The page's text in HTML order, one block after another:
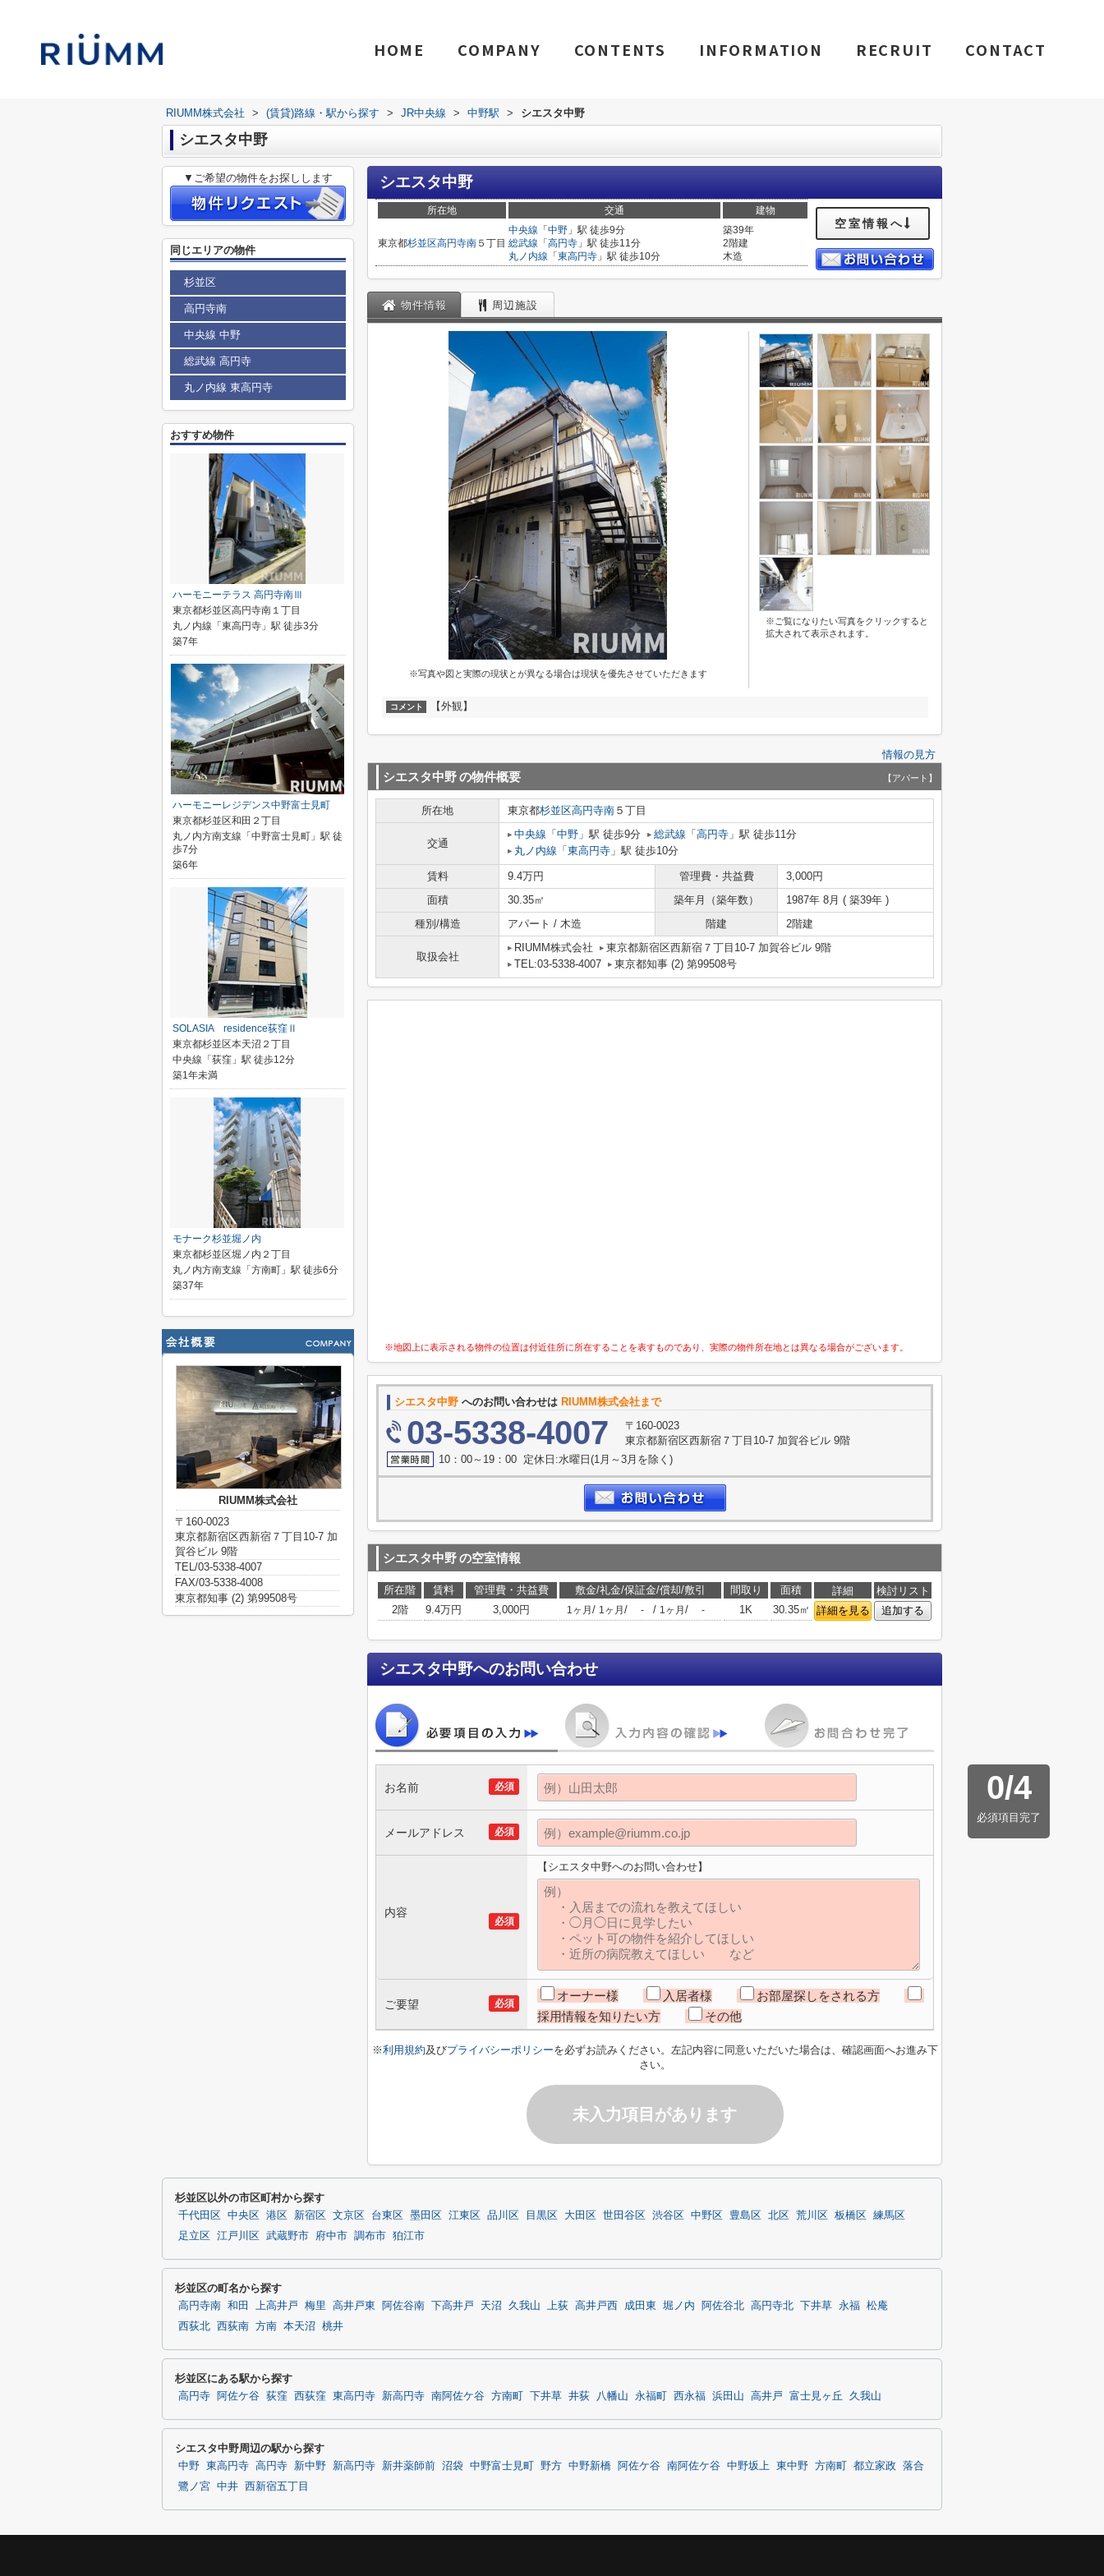
HOME COMPANY CONTENTS INFORMATION RECRUIT CONTACT
RIUMM株式会社 > (賃貸)路線・駅から探す > JR中央線 > 中野駅 > シエスタ中野
シエスタ中野
シエスタ中野
所在地 交通 建物
東京都杉並区高円寺南 ５丁目
中央線 「 中野 」駅 徒歩9分
総武線 「 高円寺 」駅 徒歩11分
丸ノ内線 「 東高円寺 」駅 徒歩10分
築39年
2階建
木造
空室情報へ
物件情報 周辺施設
※写真や図と実際の現状とが異なる場合は現状を優先させていただきます
※ご覧になりたい写真をクリックすると
拡大されて表示されます。
コメント 【外観】
情報の見方
シエスタ中野の物件概要 【アパート】
所在地 東京都杉並区高円寺南 ５丁目
交通
中央線 「 中野 」駅 徒歩9分 総武線 「 高円寺 」駅 徒歩11分
丸ノ内線 「 東高円寺 」駅 徒歩10分
賃料 9.4万円 管理費・共益費
3,000円
面積
30.35㎡ 築年月（築年数）
1987年 8月 ( 築39年 )
種別/構造
アパート / 木造 階建 2階建
取扱会社
RIUMM株式会社
東京都新宿区西新宿７丁目10-7 加賀谷ビル 9階
TEL:03-5338-4007
東京都知事 (2) 第99508号
※地図上に表示される物件の位置は付近住所に所在することを表すものであり、実際の物件所在地とは異なる場合がございます。
シエスタ中野 へのお問い合わせは RIUMM株式会社まで
03-5338-4007
〒160-0023
東京都新宿区西新宿７丁目10-7 加賀谷ビル 9階
10：00～19：00 定休日:水曜日(1月～3月を除く)
シエスタ中野の空室情報
所在階 賃料 管理費・共益費 敷金/礼金/保証金/償却/敷引 間取り 面積 詳細
検討リスト
2階
9.4万円 3,000円 1ヶ月 / 1ヶ月 / - / 1ヶ月 / - 1K 30.35㎡ 詳細を見る 追加する
シエスタ中野へのお問い合わせ
0/4
必須項目完了
必須
お名前
必須
メールアドレス
必須
内容
【シエスタ中野へのお問い合わせ】
必須
ご要望
オーナー様 入居者様
お部屋探しをされる方
採用情報を知りたい方
その他
※利用規約及びプライバシーポリシーを必ずお読みください。左記内容に同意いただいた場合は、確認画面へお進み下
さい。
未入力項目があります
▼ご希望の物件をお探しします
同じエリアの物件
杉並区
高円寺南
中央線 中野
総武線 高円寺
丸ノ内線 東高円寺
おすすめ物件
ハーモニーテラス 高円寺南Ⅲ
東京都杉並区高円寺南１丁目
丸ノ内線「東高円寺」駅 徒歩3分
築7年
ハーモニーレジデンス中野富士見町
東京都杉並区和田２丁目
丸ノ内方南支線「中野富士見町」駅 徒
歩7分
築6年
SOLASIA residence荻窪Ⅱ
東京都杉並区本天沼２丁目
中央線「荻窪」駅 徒歩12分
築1年未満
モナーク杉並堀ノ内
東京都杉並区堀ノ内２丁目
丸ノ内方南支線「方南町」駅 徒歩6分
築37年
RIUMM株式会社
〒160-0023
東京都新宿区西新宿７丁目10-7 加
賀谷ビル 9階
TEL/03-5338-4007
FAX/03-5338-4008
東京都知事 (2) 第99508号
杉並区以外の市区町村から探す
千代田区 中央区 港区 新宿区 文京区 台東区 墨田区 江東区 品川区 目黒区 大田区 世田谷区 渋谷区 中野区 豊島区 北区 荒川区 板橋区
練馬区
足立区
江戸川区 武蔵野市 府中市 調布市 狛江市
杉並区の町名から探す
高円寺南 和田 上高井戸 梅里 高井戸東 阿佐谷南 下高井戸 天沼 久我山 上荻 高井戸西 成田東 堀ノ内 阿佐谷北 高円寺北 下井草 永福 松庵
西荻北
西荻南 方南 本天沼 桃井
杉並区にある駅から探す
高円寺 阿佐ケ谷 荻窪 西荻窪 東高円寺 新高円寺 南阿佐ケ谷 方南町 下井草 井荻 八幡山 永福町 西永福 浜田山 高井戸 富士見ヶ丘 久我山
シエスタ中野周辺の駅から探す
中野 東高円寺 高円寺 新中野 新高円寺 新井薬師前 沼袋 中野富士見町 野方 中野新橋 阿佐ケ谷 南阿佐ケ谷 中野坂上 東中野 方南町 都立家政
落合
鷺ノ宮 中井 西新宿五丁目